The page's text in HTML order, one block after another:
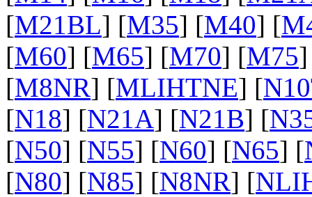
[M21BL] [M35] [M40] [
[M60] [M65] [M70] [M75
[M8NR] [MLIHTNE] [
[N18] [N21A] [N21B] [
[N50] [N55] [N60] [N65] [
[N80] [N85] [N8NR] [